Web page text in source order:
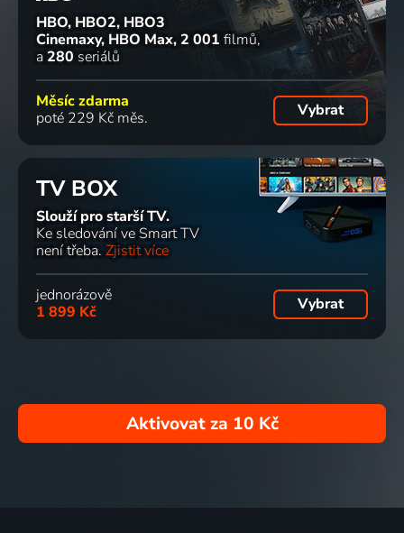
HBO, HBO2, HBO3
Cinemaxy, HBO Max 2 001 filmů
a 280 seriálů
Měsíc zdarma
poté 229 Kč měs.
Vybrat
TV BOX
Slouží pro starší TV.
Ke sledování ve Smart TV
není třeba. Zjistit více
jednorázově
1 899 Kč
Vybrat
Aktivovat za 10 Kč